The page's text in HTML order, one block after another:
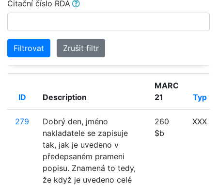
Citační číslo RDA
Filtrovat Zrušit filtr
ID Description
MARC
21
Typ
279
Dobrý den, jméno
nakladatele se zapisuje
tak, jak je uvedeno v
předepsaném prameni
popisu. Znamená to tedy,
že když je uvedeno celé
260
$b
XXX